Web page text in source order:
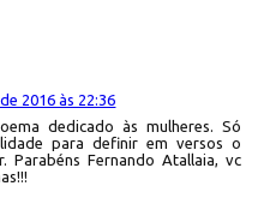
2016 às 22:36
dedicado às mulheres. Só
para definir em versos o
Parabéns Fernando Atallaia, vc